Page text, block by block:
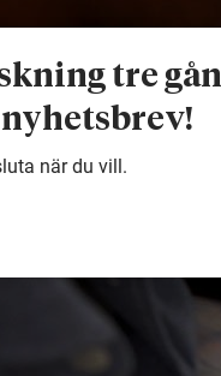
tre
när du vill.